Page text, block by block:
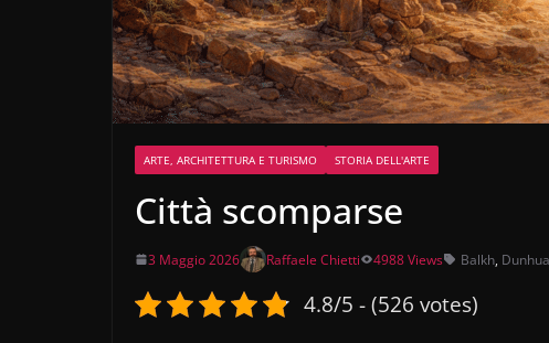
ARTE, ARCHITETTURA E TURISMO STORIA DELL'ARTE
Città scomparse
3 Maggio 2026 Raffaele Chietti 4988 Views Balkh,
4.8/5 - (526 votes)